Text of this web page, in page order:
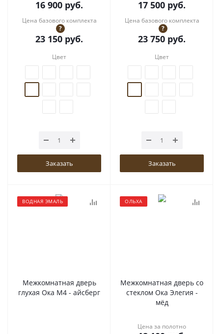
16 900 руб.
Цена базового комплекта
?
23 150 руб.
Цвет
Заказать
17 500 руб.
Цена базового комплекта
?
23 750 руб.
Цвет
Заказать
ВОДНАЯ ЭМАЛЬ
Межкомнатная дверь
глухая Ока М4 - айсберг
ОЛЬХА
Межкомнатная дверь со
стеклом Ока Элегия -
мёд
Цена за полотно